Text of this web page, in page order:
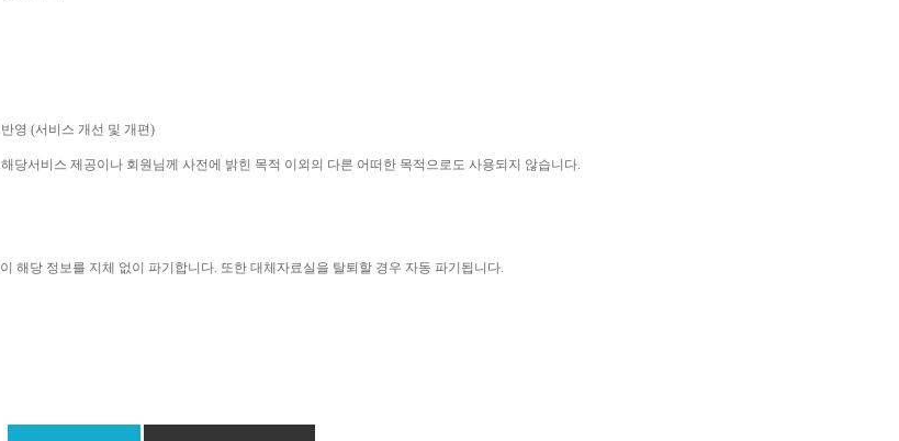
영 (서비스 개선 및 개편)
당서비스 제공이나 회원님께 사전에 밝힌 목적 이외의 다른 어떠한 목적으로도 사용되지 않습니다.
해당 정보를 지체 없이 파기합니다. 또한 대체자료실을 탈퇴할 경우 자동 파기됩니다.